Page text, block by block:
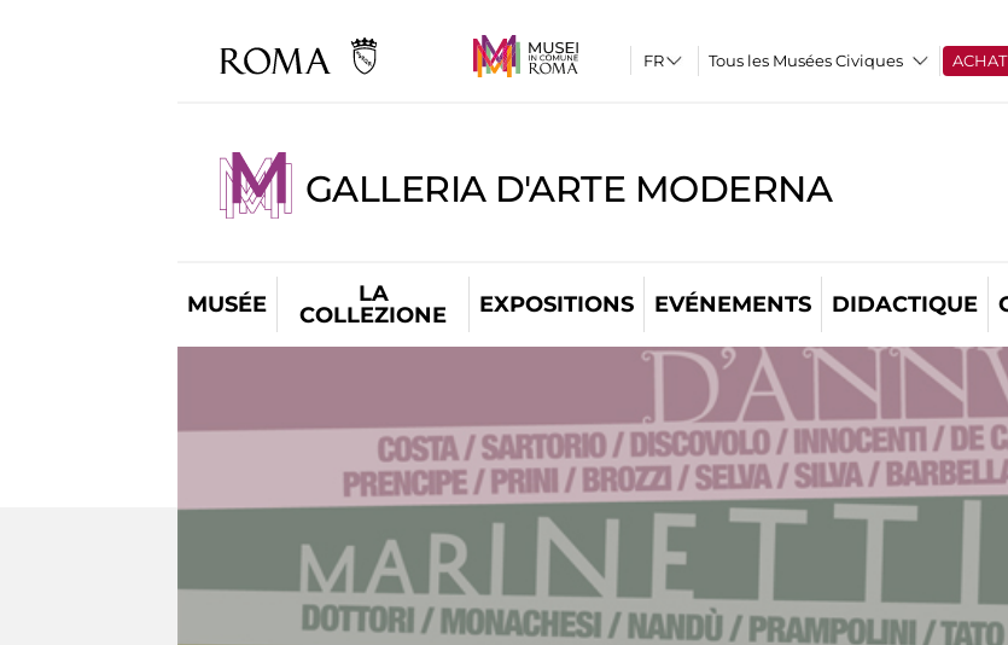
Tous les Musées Civiques ACHAT
GALLERIA D'ARTE MODERNA
MUSÉE
LA
COLLEZIONE
EXPOSITIONS EVÉNEMENTS DIDACTIQUE